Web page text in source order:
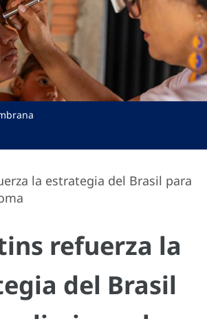
la estrategia del Brasil para
refuerza la
del Brasil